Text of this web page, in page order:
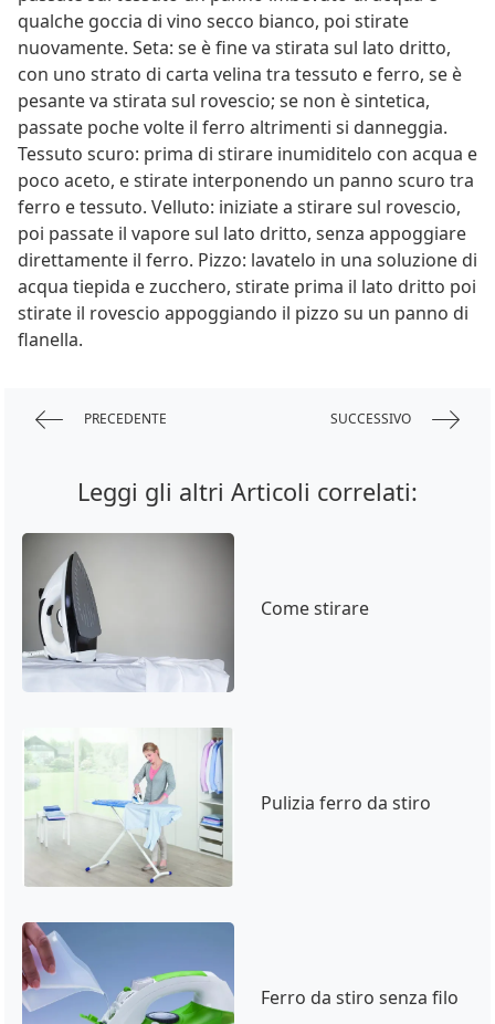
qualche goccia di vino secco bianco, poi stirate
nuovamente. Seta: se è fine va stirata sul lato dritto,
con uno strato di carta velina tra tessuto e ferro, se è
pesante va stirata sul rovescio; se non è sintetica,
passate poche volte il ferro altrimenti si danneggia.
Tessuto scuro: prima di stirare inumiditelo con acqua e
poco aceto, e stirate interponendo un panno scuro tra
ferro e tessuto. Velluto: iniziate a stirare sul rovescio,
poi passate il vapore sul lato dritto, senza appoggiare
direttamente il ferro. Pizzo: lavatelo in una soluzione di
acqua tiepida e zucchero, stirate prima il lato dritto poi
stirate il rovescio appoggiando il pizzo su un panno di
flanella.
PRECEDENTE SUCCESSIVO
Leggi gli altri Articoli correlati:
Come stirare
Pulizia ferro da stiro
Ferro da stiro senza filo